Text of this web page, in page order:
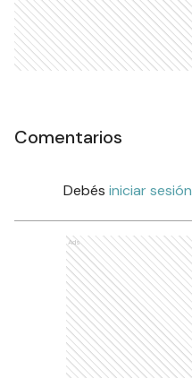
Comentarios
Debés iniciar sesión
Ads